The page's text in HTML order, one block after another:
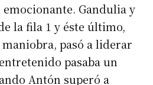
Gandulia y
la fila 1 y éste último,
pasó a liderar
pasaba un
Antón superó a